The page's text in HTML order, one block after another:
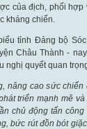
của địch, phối
kháng chiến.
tỉnh Đảng bộ
Châu Thành -
nghị quyết quan
nâng cao sức
triển mạnh mẽ
chủ động tấn
bức rút đồn bót